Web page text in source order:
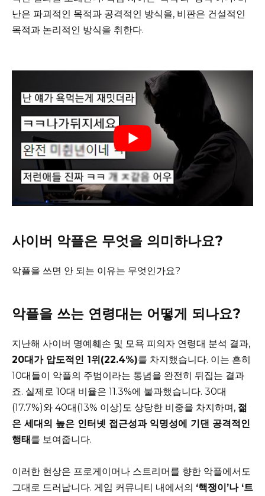
난은 파괴적인 목적과 공격적인 방식을, 비판은 건설적인
목적과 논리적인 방식을 취한다.
사이버 악플은 무엇을 의미하나요?
악플을 쓰면 안 되는 이유는 무엇인가요?
악플을 쓰는 연령대는 어떻게 되나요?
지난해 사이버 명예훼손 및 모욕 피의자 연령대 분석 결과,
20대가 압도적인 1위(22.4%)를 차지했습니다. 이는 흔히
10대들이 악플의 주범이라는 통념을 완전히 뒤집는 결과
죠. 실제로 10대 비율은 11.3%에 불과했습니다. 30대
(17.7%)와 40대(13% 이상)도 상당한 비중을 차지하며, 젊
은 세대의 높은 인터넷 접근성과 익명성에 기댄 공격적인
행태를 보여줍니다.
이러한 현상은 프로게이머나 스트리머를 향한 악플에서도
그대로 드러납니다. 게임 커뮤니티 내에서의 ‘핵쟁이’나 ‘트